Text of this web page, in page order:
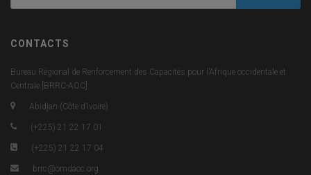
CONTACTS
Bureau Régional de Renforcement des Capacités pour l’Afrique occidentale et
Centrale [BRRC-AOC]
Abidjan (Côte d’Ivoire)
(+225) 21 22 17 01
(+225) 21 22 17 04
brrc@omdaoc.org